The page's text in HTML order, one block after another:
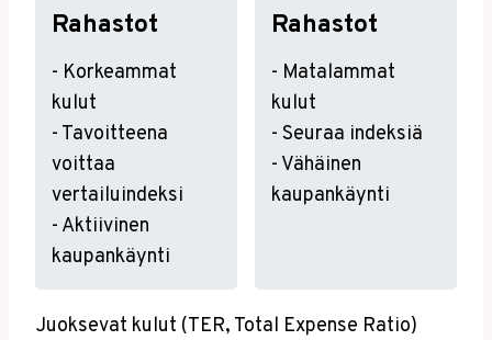
Rahastot
- Korkeammat
kulut
- Tavoitteena
voittaa
vertailuindeksi
- Aktiivinen
kaupankäynti
Rahastot
- Matalammat
kulut
- Seuraa indeksiä
- Vähäinen
kaupankäynti
Juoksevat kulut (TER, Total Expense Ratio)